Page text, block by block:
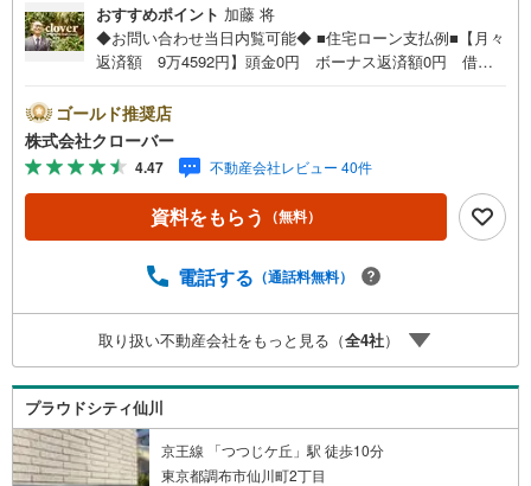
おすすめポイント 加藤 将
◆お問い合わせ当日内覧可能◆ ■住宅ローン支払例■【月々
返済額 9万4592円】頭金0円 ボーナス返済額0円 借入
●住宅ローン、諸費用ローンお気軽にご相談下さい！狛江市
東野川に佇む狛江ハイタウン1号棟。ペット飼育可能。小田
急線「喜多見」駅から徒歩17分の立地です。周辺は野川な
どの自然あふれる住環境です。複数の棟からなる一段の団
地でとても広い敷地にゆったりと建っています。建物はSR
C造11階建て、フジタ工業が施工。総戸数593戸の大型レジ
置き場・駐車場有。お部屋は新規内装フルリノベーショ
が得なの？■分からない事、何でもご相談下さい。■随時！
内覧可能です！■平日・土日・祝祭日…日程・時間はいつで
も調整可能。ご指定の場所にお車でお迎えに上がります。■
不動産購入のご相談も随時開催中！■ ○住宅ローンのご相
談 ○買換えのご相談 ○ご自宅査定のご相談 ○弊社買取
も行っております！
ゴールド推奨店
株式会社クローバー
4.47 不動産会社レビュー 40件
資料をもらう （無料）
電話する （通話料無料）
取り扱い不動産会社をもっと見る（全4社）
プラウドシティ仙川
京王線 「つつじケ丘」駅 徒歩10分
東京都調布市仙川町2丁目